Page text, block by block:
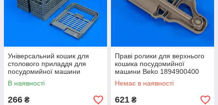
Універсальний кошик для
столового приладдя для
посудомийної машини
В наявності
266 ₴
Праві ролики для верхнього
кошика посудомийної
машини Beko 1894900400
Немає в наявності
621 ₴